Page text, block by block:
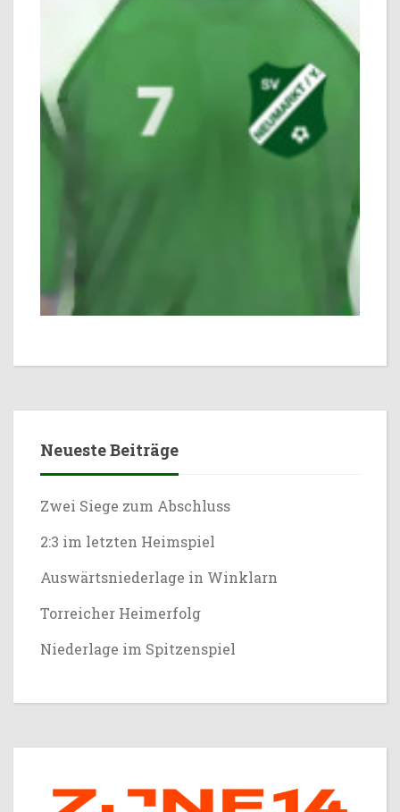
Neueste Beiträge
Zwei Siege zum Abschluss
2:3 im letzten Heimspiel
Auswärtsniederlage in Winklarn
Torreicher Heimerfolg
Niederlage im Spitzenspiel